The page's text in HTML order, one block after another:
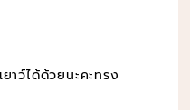
าว์ได้ด้วยนะคะทรง